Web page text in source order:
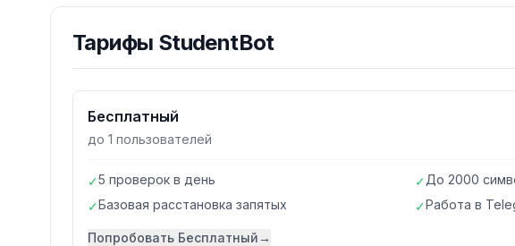
Тарифы StudentBot
Бесплатный
до 1 пользователей
✓5 проверок в день ✓До 2000
✓Базовая расстановка запятых ✓Работа в
Попробовать Бесплатный→